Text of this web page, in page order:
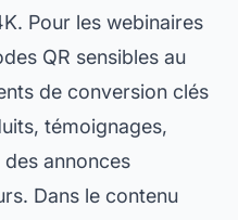
Pour les webinaires
QR sensibles au
de conversion clés
témoignages,
annonces
Dans le contenu